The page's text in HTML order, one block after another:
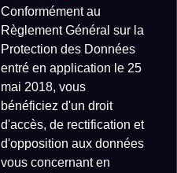
Conformément au
Règlement Général sur la
Protection des Données
entré en application le 25
mai 2018, vous
bénéficiez d'un droit
d'accès, de rectification et
d'opposition aux données
vous concernant en